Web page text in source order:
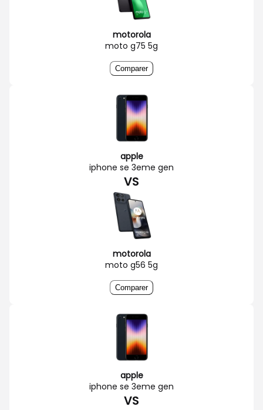
motorola
moto g75 5g
Comparer
apple
iphone se 3eme gen
VS
motorola
moto g56 5g
Comparer
apple
iphone se 3eme gen
VS